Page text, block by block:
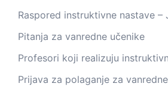
Raspored instruktivne nastave –
Pitanja za vanredne učenike
Profesori koji realizuju
Prijava za polaganje za